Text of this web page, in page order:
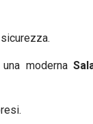
moderna